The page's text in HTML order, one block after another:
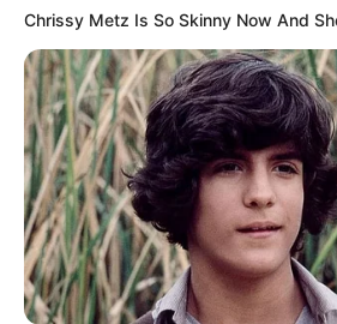
Chrissy Metz Is So Skinny Now And